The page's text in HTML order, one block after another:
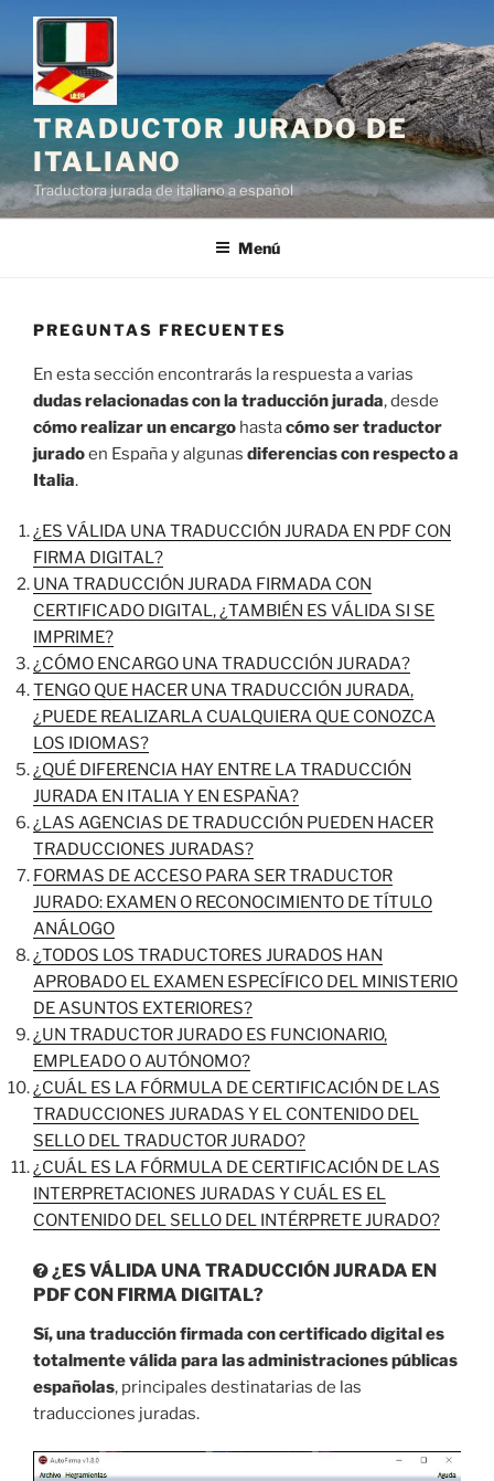
Saltar
contenido
TRADUCTOR JURADO DE
ITALIANO
Traductora jurada de italiano a español
Menú
PREGUNTAS FRECUENTES
En esta sección encontrarás la respuesta a varias
dudas relacionadas con la traducción jurada, desde
cómo realizar un encargo hastacómo ser traductor
juradoen España y algunas diferencias con respecto a
Italia.
¿ES VÁLIDA UNA TRADUCCIÓN JURADA EN PDF CON
FIRMA DIGITAL?
UNA TRADUCCIÓN JURADA FIRMADA CON
CERTIFICADO DIGITAL, ¿TAMBIÉN ES VÁLIDA SI SE
IMPRIME?
¿CÓMO ENCARGO UNA TRADUCCIÓN JURADA?
TENGO QUE HACER UNA TRADUCCIÓN JURADA,
¿PUEDE REALIZARLA CUALQUIERA QUE CONOZCA
LOS IDIOMAS?
¿QUÉ DIFERENCIA HAY ENTRE LA TRADUCCIÓN
JURADA EN ITALIA Y EN ESPAÑA?
¿LAS AGENCIAS DE TRADUCCIÓN PUEDEN HACER
TRADUCCIONES JURADAS?
FORMAS DE ACCESO PARA SER TRADUCTOR
JURADO: EXAMEN O RECONOCIMIENTO DE TÍTULO
ANÁLOGO
¿TODOS LOS TRADUCTORES JURADOS HAN
APROBADO EL EXAMEN ESPECÍFICO DEL MINISTERIO
DE ASUNTOS EXTERIORES?
¿UN TRADUCTOR JURADO ES FUNCIONARIO,
EMPLEADO O AUTÓNOMO?
¿CUÁL ES LA FÓRMULA DE CERTIFICACIÓN DE LAS
TRADUCCIONES JURADAS Y EL CONTENIDO DEL
SELLO DEL TRADUCTOR JURADO?
¿CUÁL ES LA FÓRMULA DE CERTIFICACIÓN DE LAS
INTERPRETACIONES JURADAS Y CUÁL ES EL
CONTENIDO DEL SELLO DEL INTÉRPRETE JURADO?
¿ES VÁLIDA UNA TRADUCCIÓN JURADA EN
PDF CON FIRMA DIGITAL?
Sí, una traducción firmada con certificado digital es
totalmente válida para las administraciones públicas
españolas, principales destinatarias de las
traducciones juradas.